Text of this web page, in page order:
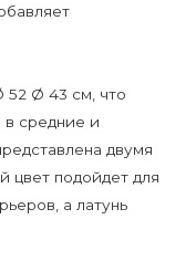
52 Ø 43 см, что
в средние и
двумя
цвет подойдет для
а латунь